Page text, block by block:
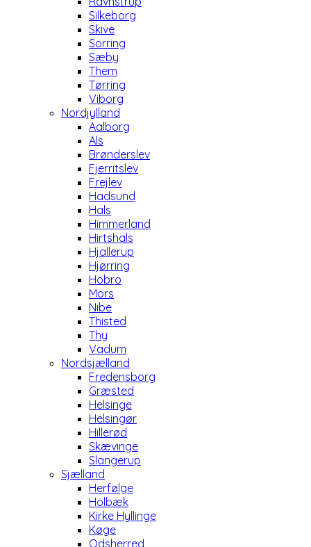
Silkeborg
Skive
Sorring
Sæby
Them
Tørring
Viborg
Nordjylland
Aalborg
Als
Brønderslev
Fjerritslev
Frejlev
Hadsund
Hals
Himmerland
Hirtshals
Hjallerup
Hjørring
Hobro
Mors
Nibe
Thisted
Thy
Vadum
Nordsjælland
Fredensborg
Græsted
Helsinge
Helsingør
Hillerød
Skævinge
Slangerup
Sjælland
Herfølge
Holbæk
Kirke Hyllinge
Køge
Odsherred